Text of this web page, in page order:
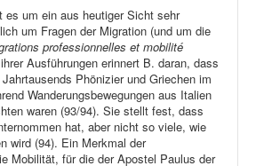
es um ein aus heutiger Sicht sehr
um Fragen der Migration (und um die
professionnelles et mobilité
Ausführungen erinnert B. daran, dass
Phönizier und Griechen im
Wanderungsbewegungen aus Italien
waren (93/94). Sie stellt fest, dass
hat, aber nicht so viele, wie
wird (94). Ein Merkmal der
Mobilität, für die der Apostel Paulus der